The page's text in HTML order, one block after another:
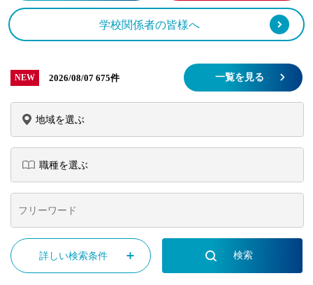
学校関係者の皆様へ
NEW 2026/08/07 675件 一覧を見る
詳しい検索条件